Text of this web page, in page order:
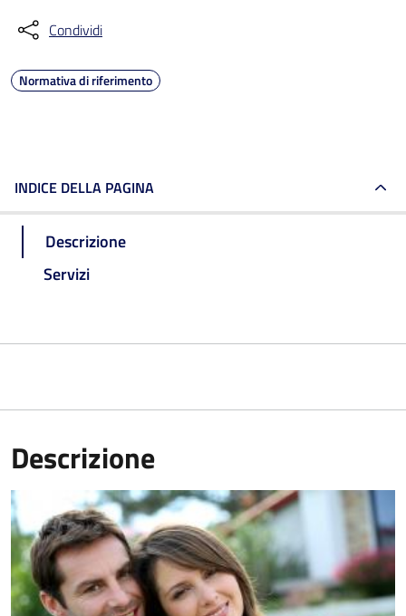
Condividi
Normativa di riferimento
INDICE DELLA PAGINA
Descrizione
Servizi
Descrizione